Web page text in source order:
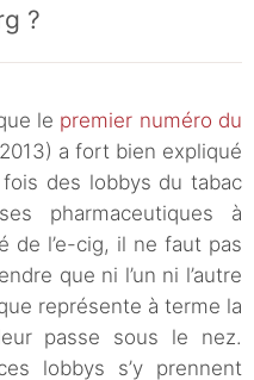
?
le premier numéro du
a fort bien expliqué
des lobbys du tabac
pharmaceutiques à
de l’e-cig, il ne faut pas
que ni l’un ni l’autre
représente à terme la
passe sous le nez.
lobbys s’y prennent